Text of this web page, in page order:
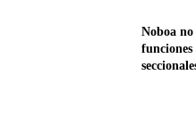
Noboa
funciones